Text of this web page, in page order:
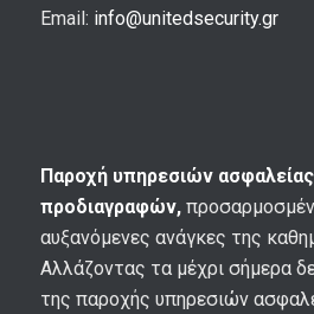
Email: info@unitedsecurity.gr
Παροχή υπηρεσιών
προδιαγραφών,
αυξανόμενες ανάγκες της
Αλλάζοντας τα μέχρι σήμερα
της παροχής υπηρεσιών